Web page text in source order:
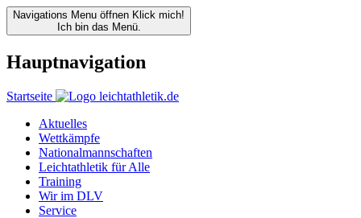
Navigations Menu öffnen Klick mich!
Ich bin das Menü.
Hauptnavigation
Startseite
Aktuelles
Wettkämpfe
Nationalmannschaften
Leichtathletik für Alle
Training
Wir im DLV
Service